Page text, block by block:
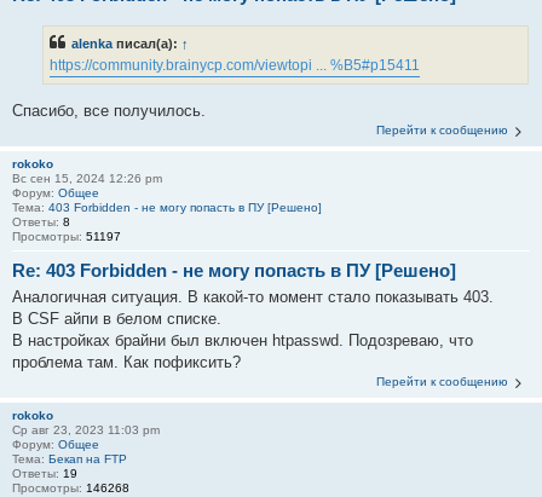
alenka писал(а): ↑
https://community.brainycp.com/viewtopi ... %B5#p15411
Спасибо, все получилось.
Перейти к сообщению
rokoko
Вс сен 15, 2024 12:26 pm
Форум: Общее
Тема: 403 Forbidden - не могу попасть в ПУ [Решено]
Ответы: 8
Просмотры: 51197
Re: 403 Forbidden - не могу попасть в ПУ [Решено]
Аналогичная ситуация. В какой-то момент стало показывать 403.
В CSF айпи в белом списке.
В настройках брайни был включен htpasswd. Подозреваю, что
проблема там. Как пофиксить?
Перейти к сообщению
rokoko
Ср авг 23, 2023 11:03 pm
Форум: Общее
Тема: Бекап на FTP
Ответы: 19
Просмотры: 146268